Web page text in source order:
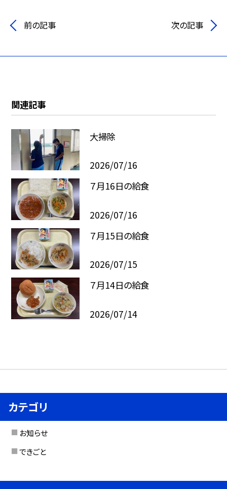
前の記事 次の記事
関連記事
大掃除
2026/07/16
７月16日の給食
2026/07/16
７月15日の給食
2026/07/15
７月14日の給食
2026/07/14
カテゴリ
お知らせ
できごと